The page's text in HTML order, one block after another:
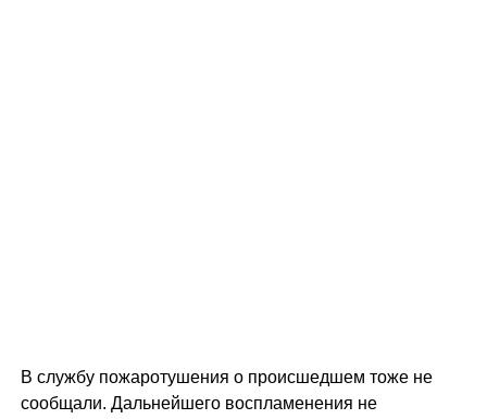
В службу пожаротушения о происшедшем тоже не
сообщали. Дальнейшего воспламенения не